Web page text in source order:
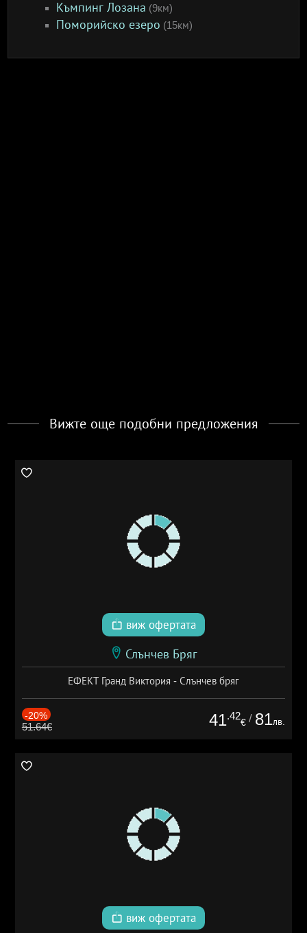
Къмпинг Лозана (9км)
Поморийско езеро (15км)
Вижте още подобни предложения
виж офертата
Слънчев Бряг
ЕФЕКТ Гранд Виктория - Слънчев бряг
-20%
51.64€ 41.42
€ / 81лв.
виж офертата